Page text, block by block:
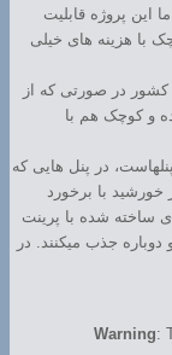
این پروژه قابلیت
با هزینه های خیلی
کشور در صورتی که از
و کوچک هم با
در پنل هایی که
با برخورد
ساخته شده با پرینت
جذب میکنند. در
Warning: